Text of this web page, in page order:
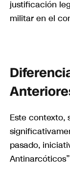
justificación
militar en el
Este contexto,
pasado,